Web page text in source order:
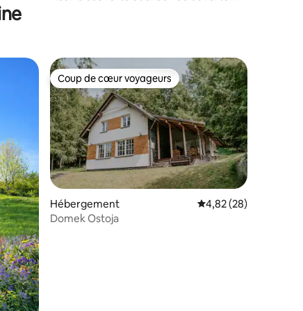
: 5 sur 5
appréciés Coup de cœur voyageurs
Coup de cœur voyageurs
Hébergement Évaluation moyenne
4,82 (28)
Domek Ostoja